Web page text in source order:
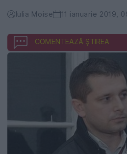
Iulia Moise 11 ianuarie 2019,
COMENTEAZĂ ȘTIREA